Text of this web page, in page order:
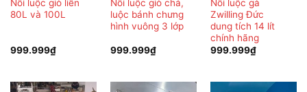
Nồi luộc giò liền
80L và 100L
999.999₫
Nồi luộc giò chả,
luộc bánh chưng
hình vuông 3 lớp
999.999₫
Nồi luộc gà
Zwilling Đức
dung tích 14 lít
chính hãng
999.999₫